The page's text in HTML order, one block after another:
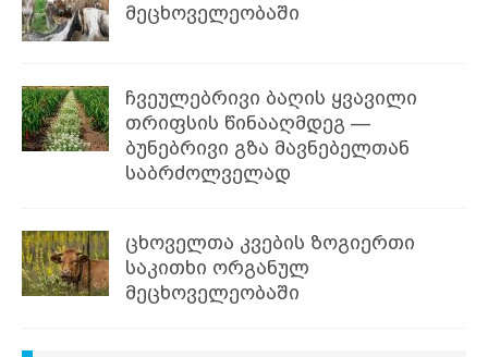
მეცხოველეობაში
ჩვეულებრივი ბაღის ყვავილი
თრიფსის წინააღმდეგ —
ბუნებრივი გზა მავნებელთან
საბრძოლველად
ცხოველთა კვების ზოგიერთი
საკითხი ორგანულ
მეცხოველეობაში